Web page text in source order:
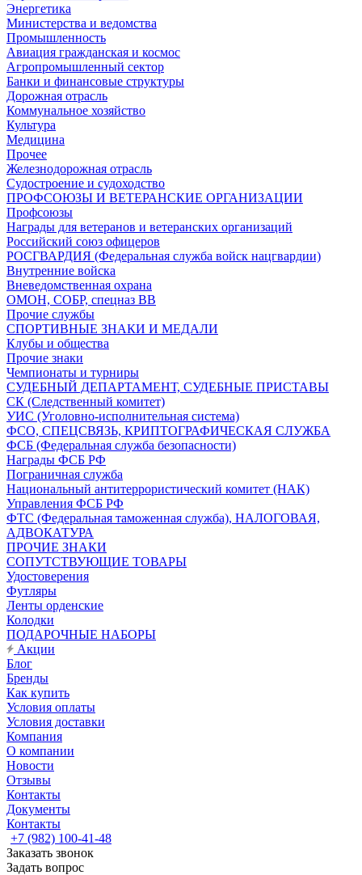
Энергетика
Министерства и ведомства
Промышленность
Авиация гражданская и космос
Агропромышленный сектор
Банки и финансовые структуры
Дорожная отрасль
Коммунальное хозяйство
Культура
Медицина
Прочее
Железнодорожная отрасль
Судостроение и судоходство
ПРОФСОЮЗЫ И ВЕТЕРАНСКИЕ ОРГАНИЗАЦИИ
Профсоюзы
Награды для ветеранов и ветеранских организаций
Российский союз офицеров
РОСГВАРДИЯ (Федеральная служба войск нацгвардии)
Внутренние войска
Вневедомственная охрана
ОМОН, СОБР, спецназ ВВ
Прочие службы
СПОРТИВНЫЕ ЗНАКИ И МЕДАЛИ
Клубы и общества
Прочие знаки
Чемпионаты и турниры
СУДЕБНЫЙ ДЕПАРТАМЕНТ, СУДЕБНЫЕ ПРИСТАВЫ
СК (Следственный комитет)
УИС (Уголовно-исполнительная система)
ФСО, СПЕЦСВЯЗЬ, КРИПТОГРАФИЧЕСКАЯ СЛУЖБА
ФСБ (Федеральная служба безопасности)
Награды ФСБ РФ
Пограничная служба
Национальный антитеррористический комитет (НАК)
Управления ФСБ РФ
ФТС (Федеральная таможенная служба), НАЛОГОВАЯ,
АДВОКАТУРА
ПРОЧИЕ ЗНАКИ
СОПУТСТВУЮЩИЕ ТОВАРЫ
Удостоверения
Футляры
Ленты орденские
Колодки
ПОДАРОЧНЫЕ НАБОРЫ
Акции
Блог
Бренды
Как купить
Условия оплаты
Условия доставки
Компания
О компании
Новости
Отзывы
Контакты
Документы
Контакты
+7 (982) 100-41-48
Заказать звонок
Задать вопрос